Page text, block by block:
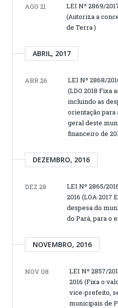
AGO 21
LEI Nº 2869/
(Autoriza a
de Terra )
ABRIL, 2017
ABR 26
LEI Nº 2868/
(LDO 2018 Fixa
incluindo as
orientação para
geral deste
financeiro de
DEZEMBRO, 2016
DEZ 28
LEI Nº 2865/
2016 (LOA 2017
despesa do
do Pará, para o
NOVEMBRO, 2016
NOV 08
LEI Nº 2857/
2016 (Fixa o
vice-prefeito,
municipais de